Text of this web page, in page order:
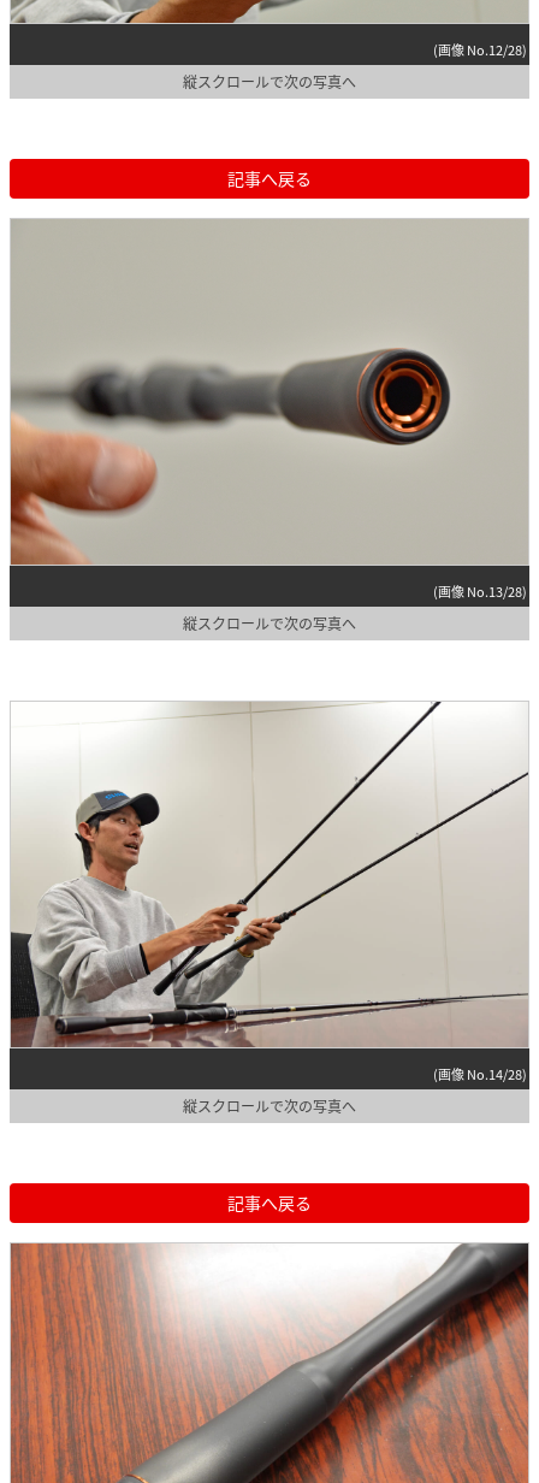
(画像 No.12/28)
縦スクロールで次の写真へ
記事へ戻る
(画像 No.13/28)
縦スクロールで次の写真へ
(画像 No.14/28)
縦スクロールで次の写真へ
記事へ戻る